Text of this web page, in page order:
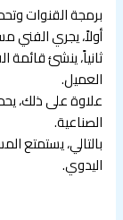
برمجة القنوات
أولاً، يجري الفني
ثانياً، ينشئ
العميل.
علاوة على ذلك،
الصناعية.
بالتالي، يستمتع
اليدوي.